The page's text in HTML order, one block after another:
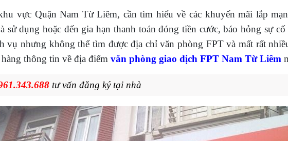
vực Quận Nam Từ Liêm, cần tìm hiểu về các khuyến mãi lắp
dụng hoặc đến gia hạn thanh toán đóng tiền cước, báo hỏng sự
vụ nhưng không thể tìm được địa chỉ văn phòng FPT và mất rất
thông tin về địa điểm văn phòng giao dịch FPT Nam Từ Liêm
tư vấn đăng ký tại nhà